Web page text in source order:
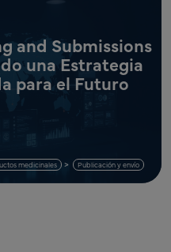
medicinales Publicación y envío
and Submissions
una Estrategia
para el Futuro